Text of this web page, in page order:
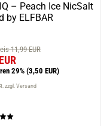
– Peach Ice NicSalt
by ELFBAR
11,99 EUR
29% (3,50 EUR)
zzgl. Versand